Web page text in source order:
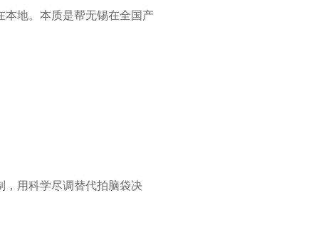
本地。本质是帮无锡在全国产
，用科学尽调替代拍脑袋决